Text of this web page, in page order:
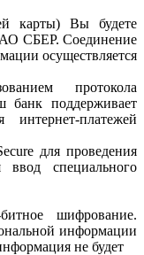
карты) Вы будете
СБЕР. Соединение
осуществляется
протокола
поддерживает
интернет-платежей
для проведения
ввод специального
шифрование.
информации
не будет